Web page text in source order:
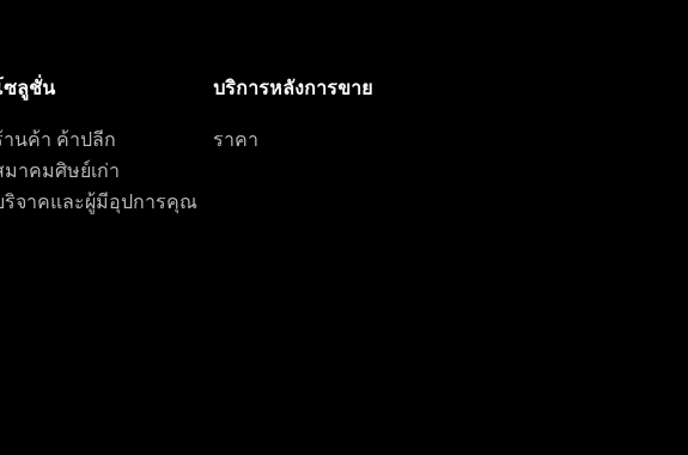
ซลูชั่น
านค้า ค้าปลีก
มาคมศิษย์เก่า
ริจาคและผู้มีอุปการคุณ
บริการหลังการขาย
ราคา